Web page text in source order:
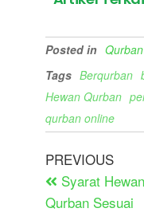
Posted in Qurban
Tags Berqurban
Hewan Qurban
qurban online
PREVIOUS
Syarat Hewan
Qurban Sesuai